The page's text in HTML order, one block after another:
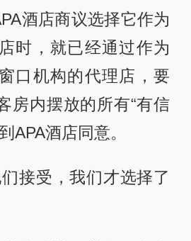
酒店商议选择它作为
时，就已经通过作为
口机构的代理店，要
房内摆放的所有“有信
APA酒店同意。
接受，我们才选择了